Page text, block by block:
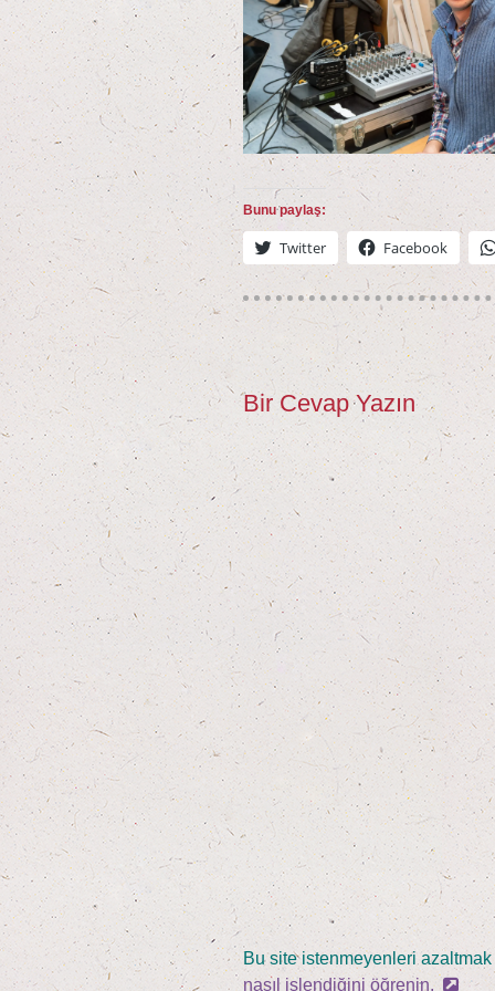
Bunu paylaş:
Twit­ter Face­book
Bir Cevap Yazın
Bu site istenmeyenleri
nasıl işlendiğini öğrenin.